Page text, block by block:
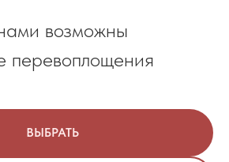
возможны
перевоплощения
ВЫБРАТЬ